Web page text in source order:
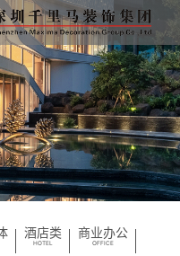
酒店类
HOTEL
商业办公
OFFICE